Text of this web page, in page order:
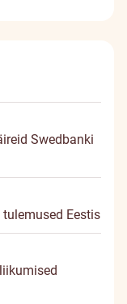
Swedbanki
Eestis